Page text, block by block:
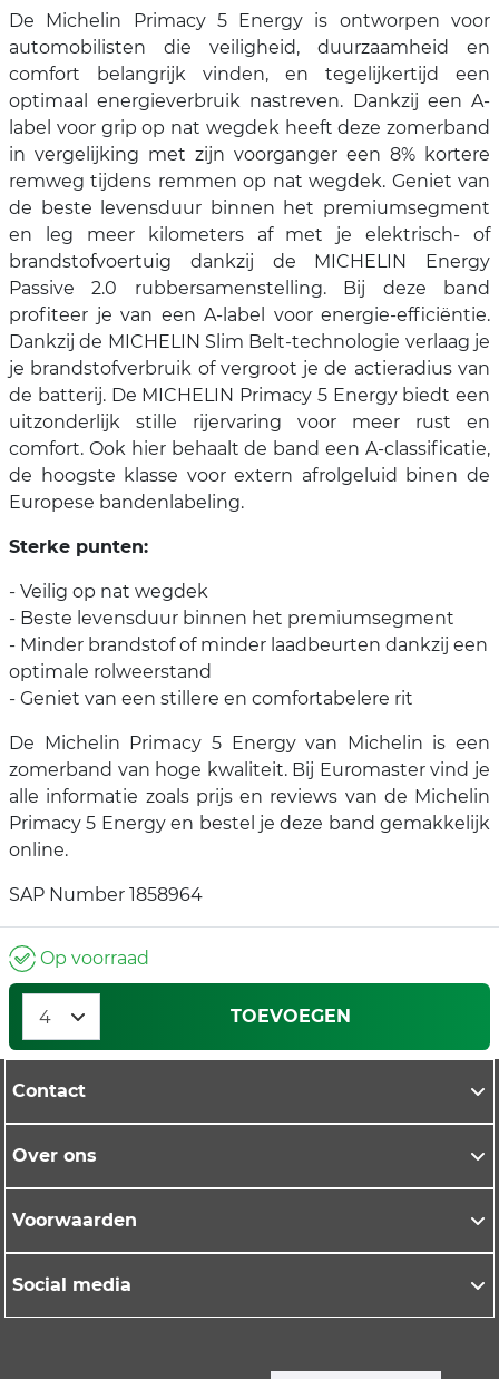
De Michelin Primacy 5 Energy is ontworpen voor
automobilisten die veiligheid, duurzaamheid en
comfort belangrijk vinden, en tegelijkertijd een
optimaal energieverbruik nastreven. Dankzij een A-
label voor grip op nat wegdek heeft deze zomerband
in vergelijking met zijn voorganger een 8% kortere
remweg tijdens remmen op nat wegdek. Geniet van
de beste levensduur binnen het premiumsegment
en leg meer kilometers af met je elektrisch- of
brandstofvoertuig dankzij de MICHELIN Energy
Passive 2.0 rubbersamenstelling. Bij deze band
profiteer je van een A-label voor energie-efficiëntie.
Dankzij de MICHELIN Slim Belt-technologie verlaag je
je brandstofverbruik of vergroot je de actieradius van
de batterij. De MICHELIN Primacy 5 Energy biedt een
uitzonderlijk stille rijervaring voor meer rust en
comfort. Ook hier behaalt de band een A-classificatie,
de hoogste klasse voor extern afrolgeluid binen de
Europese bandenlabeling.
Sterke punten:
- Veilig op nat wegdek
- Beste levensduur binnen het premiumsegment
- Minder brandstof of minder laadbeurten dankzij een
optimale rolweerstand
- Geniet van een stillere en comfortabelere rit
De Michelin Primacy 5 Energy van Michelin is een
zomerband van hoge kwaliteit. Bij Euromaster vind je
alle informatie zoals prijs en reviews van de Michelin
Primacy 5 Energy en bestel je deze band gemakkelijk
online.
SAP Number 1858964
Op voorraad
TOEVOEGEN
Contact
Over ons
Voorwaarden
Social media